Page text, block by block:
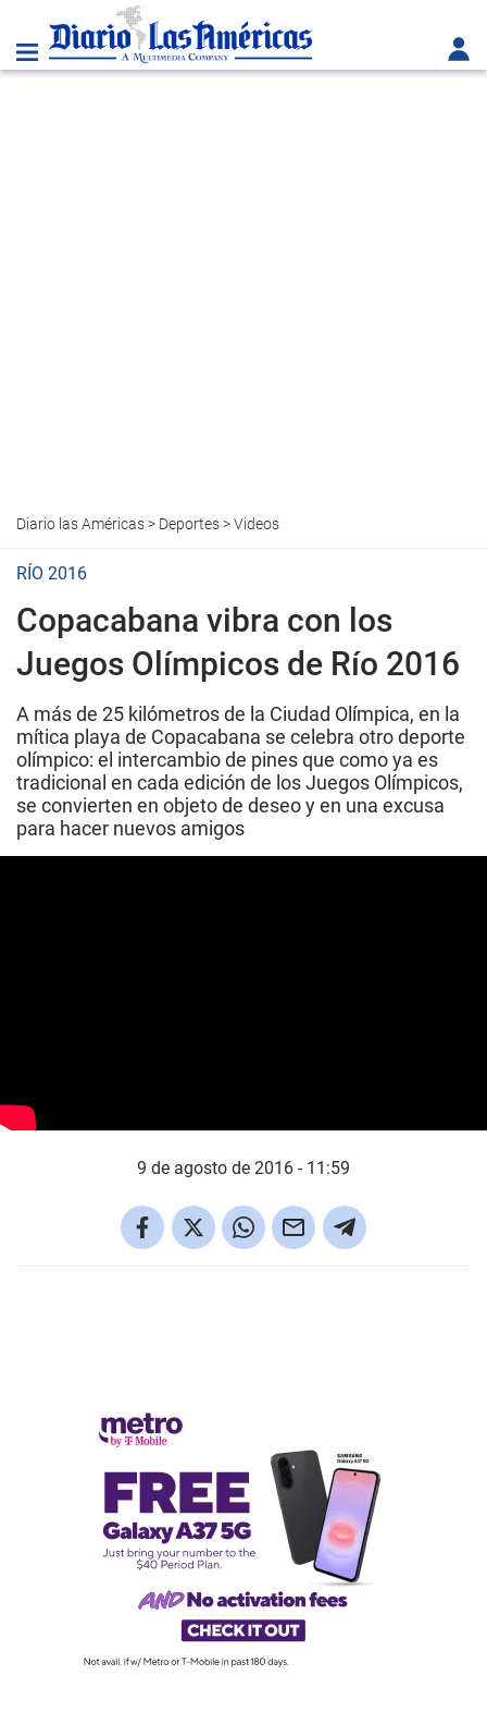
Diario las Américas> Deportes>Videos
RÍO 2016
Copacabana vibra con los
Juegos Olímpicos de Río 2016
A más de 25 kilómetros de la Ciudad Olímpica, en la
mítica playa de Copacabana se celebra otro deporte
olímpico: el intercambio de pines que como ya es
tradicional en cada edición de los Juegos Olímpicos,
se convierten en objeto de deseo y en una excusa
para hacer nuevos amigos
9 de agosto de 2016 - 11:59